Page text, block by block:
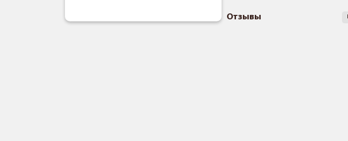
Отзывы